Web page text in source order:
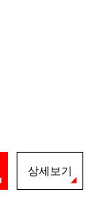
상세보기